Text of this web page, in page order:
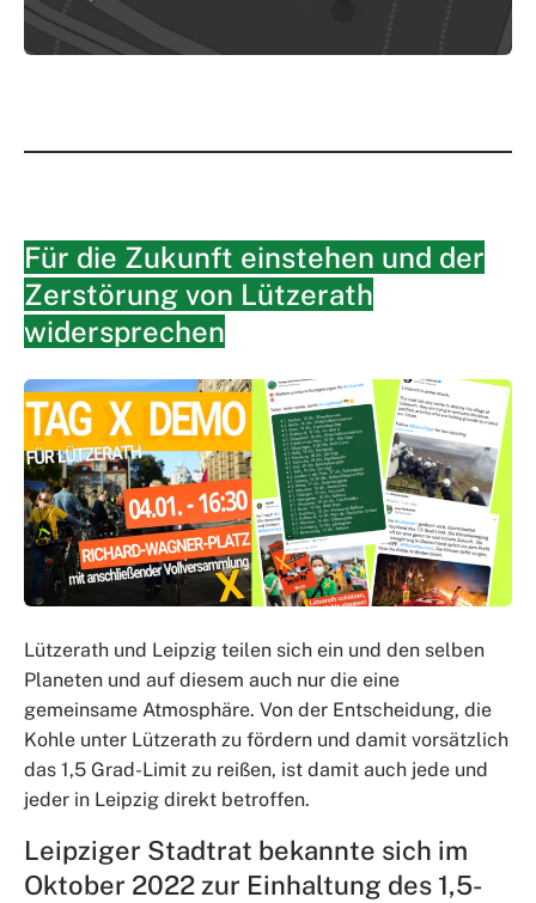
Für die Zukunft einstehen und der
Zerstörung von Lützerath
widersprechen
Lützerath und Leipzig teilen sich ein und den selben
Planeten und auf diesem auch nur die eine
gemeinsame Atmosphäre. Von der Entscheidung, die
Kohle unter Lützerath zu fördern und damit vorsätzlich
das 1,5 Grad-Limit zu reißen, ist damit auch jede und
jeder in Leipzig direkt betroffen.
Leipziger Stadtrat bekannte sich im
Oktober 2022 zur Einhaltung des 1,5-